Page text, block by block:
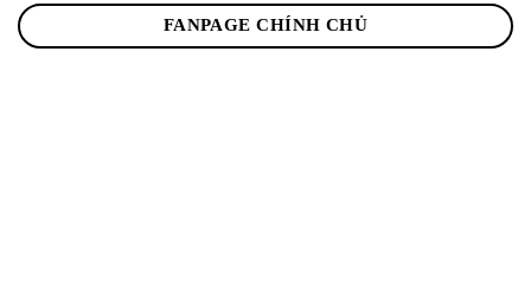
FANPAGE CHÍNH CHỦ